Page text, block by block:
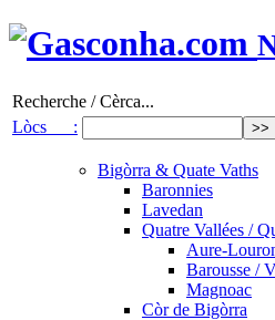
Recherche / Cèrca...
Lòcs :
Bigòrra & Quate Vaths
Baronnies
Lavedan
Quatre Vallées /
Aure-
Barousse /
Magnoac
Còr de Bigòrra